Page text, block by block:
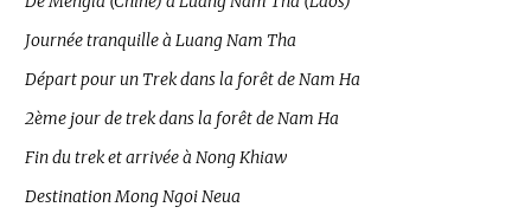
Journée tranquille à Luang Nam Tha
Départ pour un Trek dans la forêt de Nam Ha
2ème jour de trek dans la forêt de Nam Ha
Fin du trek et arrivée à Nong Khiaw
Destination Mong Ngoi Neua